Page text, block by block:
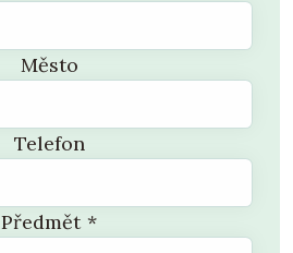
Město
Telefon
Předmět*